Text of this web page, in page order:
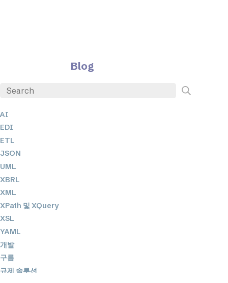
Blog
AI
EDI
ETL
JSON
UML
XBRL
XML
XPath 및 XQuery
XSL
YAML
개발
구름
규제 솔루션